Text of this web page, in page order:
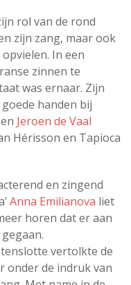
rol van de rond
zijn zang, maar ook
In een
zinnen te
was ernaar. Zijn
handen bij
en Jeroen de Vaal
Hérisson en Tapioca
en zingend
Anna Emilianova liet
horen dat er aan
tenslotte vertolkte de
onder de indruk van